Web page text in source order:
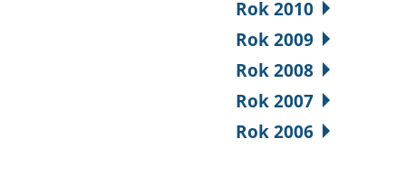
Rok 2010
Rok 2009
Rok 2008
Rok 2007
Rok 2006